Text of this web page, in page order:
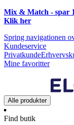
Mix & Match - spar
Klik her
Spring navigationen
Kundeservice
Privatkunde
Mine favoritter
Alle produkter
Find butik